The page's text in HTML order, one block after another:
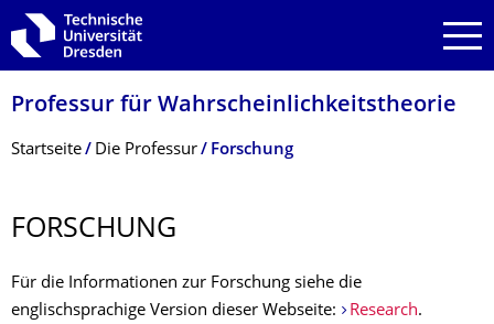
Zur Hauptnavigation springen
Zur Suche springen
Zum Inhalt springen
Professur für Wahrscheinlich­keitstheorie
Breadcrumb-Menü
Startseite Die Professur Forschung
FORSCHUNG
Für die Informationen zur Forschung siehe die
englischsprachige Version dieser Webseite:
Research.